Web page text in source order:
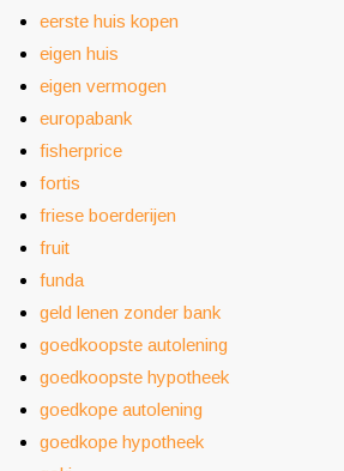
eerste huis kopen
eigen huis
eigen vermogen
europabank
fisherprice
fortis
friese boerderijen
fruit
funda
geld lenen zonder bank
goedkoopste autolening
goedkoopste hypotheek
goedkope autolening
goedkope hypotheek